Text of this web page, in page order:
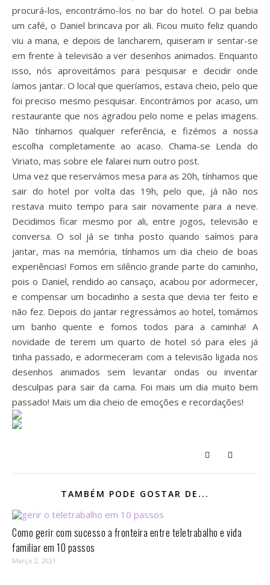
procurá-los, encontrámo-los no bar do hotel. O pai bebia
um café, o Daniel brincava por ali. Ficou muito feliz quando
viu a mana, e depois de lancharem, quiseram ir sentar-se
em frente à televisão a ver desenhos animados. Enquanto
isso, nós aproveitámos para pesquisar e decidir onde
íamos jantar. O local que queríamos, estava cheio, pelo que
foi preciso mesmo pesquisar. Encontrámos por acaso, um
restaurante que nos agradou pelo nome e pelas imagens.
Não tínhamos qualquer referência, e fizémos a nossa
escolha completamente ao acaso. Chama-se Lenda do
Viriato, mas sobre ele falarei num outro post.
Uma vez que reservámos mesa para as 20h, tínhamos que
sair do hotel por volta das 19h, pelo que, já não nos
restava muito tempo para sair novamente para a neve.
Decidimos ficar mesmo por ali, entre jogos, televisão e
conversa. O sol já se tinha posto quando saímos para
jantar, mas na memória, tínhamos um dia cheio de boas
experiências! Fomos em silêncio grande parte do caminho,
pois o Daniel, rendido ao cansaço, acabou por adormecer,
e compensar um bocadinho a sesta que devia ter feito e
não fez. Depois do jantar regressámos ao hotel, tomámos
um banho quente e fomos todos para a caminha! A
novidade de terem um quarto de hotel só para eles já
tinha passado, e adormeceram com a televisão ligada nos
desenhos animados sem levantar ondas ou inventar
desculpas para sair da cama. Foi mais um dia muito bem
passado! Mais um dia cheio de emoções e recordações!
TAMBÉM PODE GOSTAR DE...
Como gerir com sucesso a fronteira entre teletrabalho e vida
familiar em 10 passos⁣
Março 2, 2021